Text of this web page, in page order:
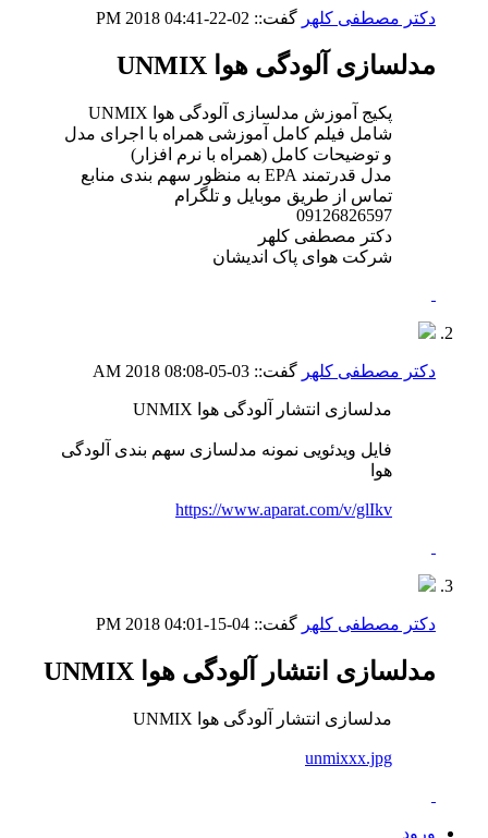
دکتر مصطفی کلهر گفت:: 02-22-2018
04:41 PM
مدلسازی آلودگی هوا UNMIX
پکیج آموزش مدلسازی آلودگی هوا UNMIX
شامل فیلم کامل آموزشی همراه با اجرای مدل
و توضیحات کامل (همراه با نرم افزار)
مدل قدرتمند EPA به منظور سهم بندی منابع
تماس از طریق موبایل و تلگرام
09126826597
دکتر مصطفی کلهر
شرکت هوای پاک اندیشان
دکتر مصطفی کلهر گفت:: 03-05-2018
08:08 AM
مدلسازی انتشار آلودگی هوا UNMIX
فایل ویدئویی نمونه مدلسازی سهم بندی آلودگی
هوا
https://www.aparat.com/v/glIkv
دکتر مصطفی کلهر گفت:: 04-15-2018
04:01 PM
مدلسازی انتشار آلودگی هوا UNMIX
مدلسازی انتشار آلودگی هوا UNMIX
unmixxx.jpg
ورود